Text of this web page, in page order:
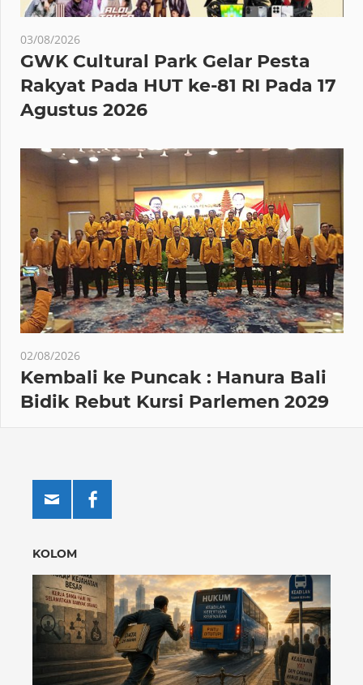
03/08/2026
GWK Cultural Park Gelar Pesta
Rakyat Pada HUT ke-81 RI Pada 17
Agustus 2026
02/08/2026
Kembali ke Puncak : Hanura Bali
Bidik Rebut Kursi Parlemen 2029
KOLOM